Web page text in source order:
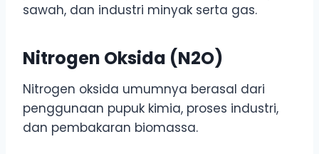
sawah, dan industri minyak serta gas.
Nitrogen Oksida (N2O)
Nitrogen oksida umumnya berasal dari
penggunaan pupuk kimia, proses industri,
dan pembakaran biomassa.